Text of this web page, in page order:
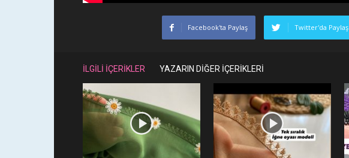
Facebook'ta Paylaş Twitter'da Paylaş
İLGİLİ İÇERİKLER YAZARIN DİĞER İÇERİKLERİ